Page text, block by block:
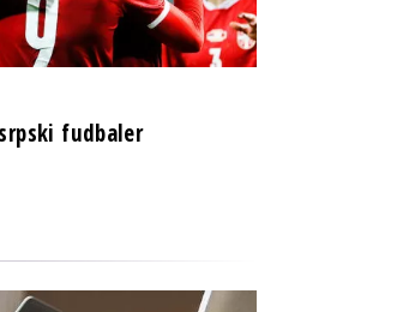
srpski fudbaler